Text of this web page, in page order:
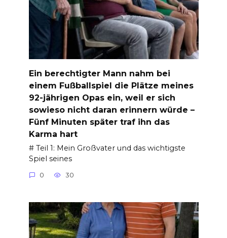
Ein berechtigter Mann nahm bei
einem Fußballspiel die Plätze meines
92-jährigen Opas ein, weil er sich
sowieso nicht daran erinnern würde –
Fünf Minuten später traf ihn das
Karma hart
# Teil 1: Mein Großvater und das wichtigste
Spiel seines
0 30